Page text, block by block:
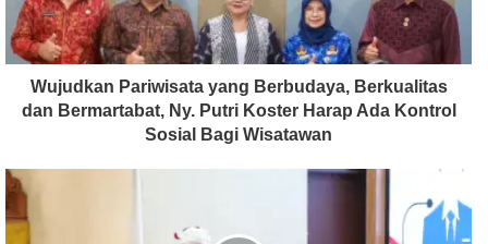
Wujudkan Pariwisata yang Berbudaya, Berkualitas
dan Bermartabat, Ny. Putri Koster Harap Ada Kontrol
Sosial Bagi Wisatawan